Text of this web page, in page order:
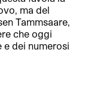
ma del
Tammsaare,
che oggi
e dei numerosi